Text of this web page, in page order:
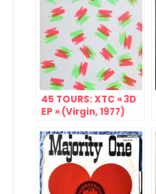
Enough Poison »
(Amadeo, 1968-
1969)
45 TOURS: XTC « 3D
EP » (Virgin, 1977)